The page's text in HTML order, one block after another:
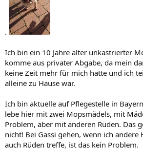
.
Ich bin ein 10 Jahre alter unkastrierter
komme aus privater Abgabe, da mein
keine Zeit mehr für mich hatte und ich
alleine zu Hause war.
Ich bin aktuelle auf Pflegestelle in
lebe hier mit zwei Mopsmädels, mit
Problem, aber mit anderen Rüden. Das
nicht! Bei Gassi gehen, wenn ich andere
auch Rüden treffe, ist das kein Problem.